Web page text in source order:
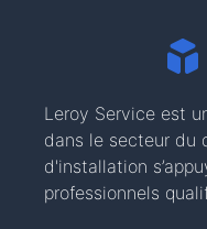
Leroy Service est
dans le secteur du
d'installation
professionnels